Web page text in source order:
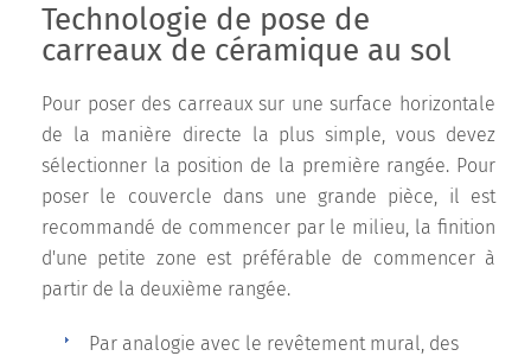
Technologie de pose de
carreaux de céramique au sol
Pour poser des carreaux sur une surface horizontale
de la manière directe la plus simple, vous devez
sélectionner la position de la première rangée. Pour
poser le couvercle dans une grande pièce, il est
recommandé de commencer par le milieu, la finition
d'une petite zone est préférable de commencer à
partir de la deuxième rangée.
Par analogie avec le revêtement mural, des